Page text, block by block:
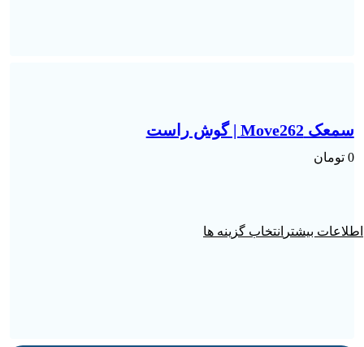
سمعک Move262 | گوش راست
0 تومان
انتخاب گزینه ها